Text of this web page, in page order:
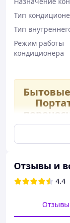
Тип
Тип
Режим работы
кондиционера
современное
устройство 3 в 1
обеспечивая
года.
Отзывы и
4.4
Отзывы